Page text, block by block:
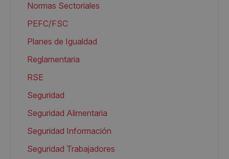
Normas Sectoriales
PEFC/FSC
Planes de Igualdad
Reglamentaria
RSE
Seguridad
Seguridad Alimentaria
Seguridad Información
Seguridad Trabajadores